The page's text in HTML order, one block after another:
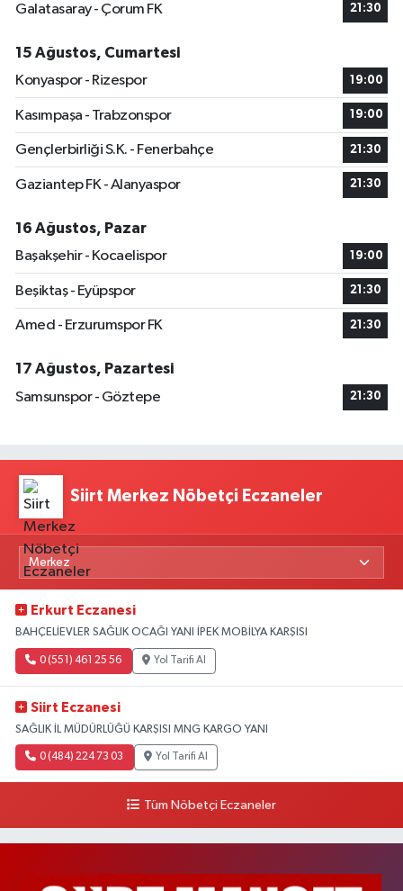
Galatasaray - Çorum FK
21:30
15 Ağustos, Cumartesi
Konyaspor - Rizespor
19:00
Kasımpaşa - Trabzonspor 19:00
Gençlerbirliği S.K. - Fenerbahçe 21:30
Gaziantep FK - Alanyaspor 21:30
16 Ağustos, Pazar
Başakşehir - Kocaelispor
19:00
Beşiktaş - Eyüpspor 21:30
Amed - Erzurumspor FK 21:30
17 Ağustos, Pazartesi
Samsunspor - Göztepe
21:30
Siirt Merkez Nöbetçi Eczaneler
Erkurt Eczanesi
BAHÇELİEVLER SAĞLIK OCAĞI YANI İPEK MOBİLYA KARŞISI
0 (551) 461 25 56 Yol Tarifi Al
Siirt Eczanesi
SAĞLIK İL MÜDÜRLÜĞÜ KARŞISI MNG KARGO YANI
0 (484) 224 73 03 Yol Tarifi Al
Tüm Nöbetçi Eczaneler